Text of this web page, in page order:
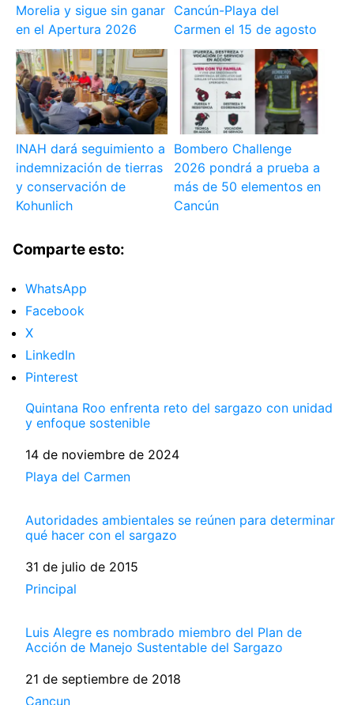
Morelia y sigue sin ganar
en el Apertura 2026
Cancún-Playa del
Carmen el 15 de agosto
INAH dará seguimiento a
indemnización de tierras
y conservación de
Kohunlich
Bombero Challenge
2026 pondrá a prueba a
más de 50 elementos en
Cancún
Comparte esto:
WhatsApp
Facebook
X
LinkedIn
Pinterest
Quintana Roo enfrenta reto del sargazo con unidad
y enfoque sostenible
Fecha
14 de noviembre de 2024
Respecto a
Playa del Carmen
Autoridades ambientales se reúnen para determinar
qué hacer con el sargazo
Fecha
31 de julio de 2015
Respecto a
Principal
Luis Alegre es nombrado miembro del Plan de
Acción de Manejo Sustentable del Sargazo
Fecha
21 de septiembre de 2018
Respecto a
Cancun